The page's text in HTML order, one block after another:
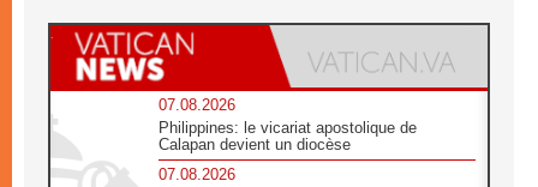
07.08.2026
Philippines: le vicariat apostolique de
Calapan devient un diocèse
07.08.2026